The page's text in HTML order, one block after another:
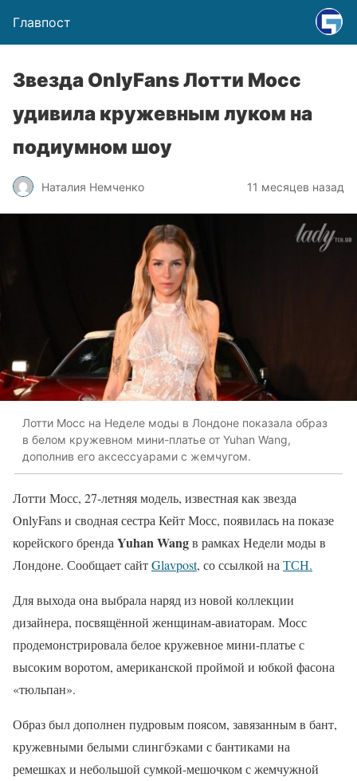
Главпост
Звезда OnlyFans Лотти Мосс
удивила кружевным луком на
подиумном шоу
Наталия Немченко 11 месяцев назад
Лотти Мосс на Неделе моды в Лондоне показала образ
в белом кружевном мини-платье от Yuhan Wang,
дополнив его аксессуарами с жемчугом.
Лотти Мосс, 27-летняя модель, известная как звезда
OnlyFans и сводная сестра Кейт Мосс, появилась на показе
корейского бренда Yuhan Wangв рамках Недели моды в
Лондоне. Сообщает сайтGlavpost, со ссылкой на ТСН.
Для выхода она выбрала наряд из новой коллекции
дизайнера, посвящённой женщинам-авиаторам. Мосс
продемонстрировала белое кружевное мини-платье с
высоким воротом, американской проймой и юбкой фасона
«тюльпан».
Образ был дополнен пудровым поясом, завязанным в бант,
кружевными белыми слингбэками с бантиками на
ремешках и небольшой сумкой-мешочком с жемчужной